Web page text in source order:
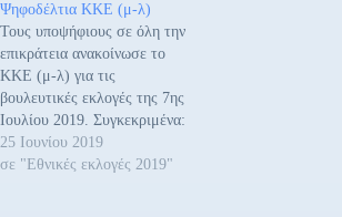
Ψηφοδέλτια ΚΚΕ (μ-λ)
Τους υποψήφιους σε όλη την
επικράτεια ανακοίνωσε το
ΚΚΕ (μ-λ) για τις
βουλευτικές εκλογές της 7ης
Ιουλίου 2019. Συγκεκριμένα:
ΑΤΤΙΚΗ ΕΚΛΟΓΙΚΗ
ΠΕΡΙΦΕΡΕΙΑ Α΄
25 Ιουνίου 2019
σε "Εθνικές εκλογές 2019"